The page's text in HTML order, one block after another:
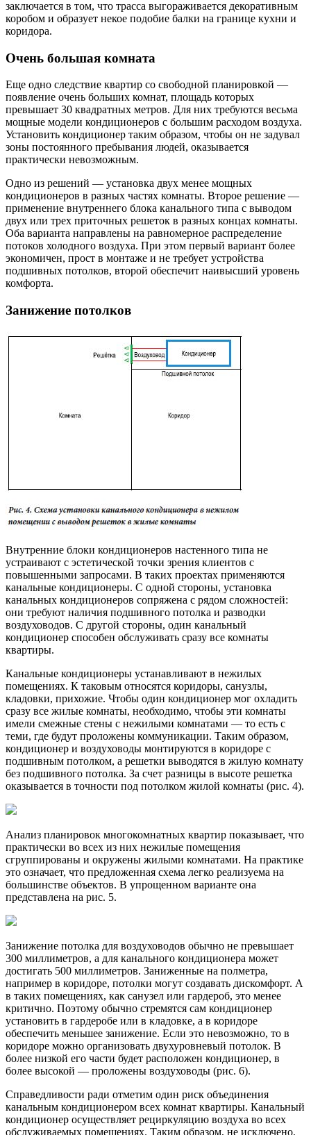
заключается в том, что трасса выгораживается декоративным
коробом и образует некое подобие балки на границе кухни и
коридора.
Очень большая комната
Еще одно следствие квартир со свободной планировкой —
появление очень больших комнат, площадь которых
превышает 30 квадратных метров. Для них требуются весьма
мощные модели кондиционеров с большим расходом воздуха.
Установить кондиционер таким образом, чтобы он не задувал
зоны постоянного пребывания людей, оказывается
практически невозможным.
Одно из решений — установка двух менее мощных
кондиционеров в разных частях комнаты. Второе решение —
применение внутреннего блока канального типа с выводом
двух или трех приточных решеток в разных концах комнаты.
Оба варианта направлены на равномерное распределение
потоков холодного воздуха. При этом первый вариант более
экономичен, прост в монтаже и не требует устройства
подшивных потолков, второй обеспечит наивысший уровень
комфорта.
Занижение потолков
Внутренние блоки кондиционеров настенного типа не
устраивают с эстетической точки зрения клиентов с
повышенными запросами. В таких проектах применяются
канальные кондиционеры. С одной стороны, установка
канальных кондиционеров сопряжена с рядом сложностей:
они требуют наличия подшивного потолка и разводки
воздуховодов. С другой стороны, один канальный
кондиционер способен обслуживать сразу все комнаты
квартиры.
Канальные кондиционеры устанавливают в нежилых
помещениях. К таковым относятся коридоры, санузлы,
кладовки, прихожие. Чтобы один кондиционер мог охладить
сразу все жилые комнаты, необходимо, чтобы эти комнаты
имели смежные стены с нежилыми комнатами — то есть с
теми, где будут проложены коммуникации. Таким образом,
кондиционер и воздуховоды монтируются в коридоре с
подшивным потолком, а решетки выводятся в жилую комнату
без подшивного потолка. За счет разницы в высоте решетка
оказывается в точности под потолком жилой комнаты (рис. 4).
Анализ планировок многокомнатных квартир показывает, что
практически во всех из них нежилые помещения
сгруппированы и окружены жилыми комнатами. На практике
это означает, что предложенная схема легко реализуема на
большинстве объектов. В упрощенном варианте она
представлена на рис. 5.
Занижение потолка для воздуховодов обычно не превышает
300 миллиметров, а для канального кондиционера может
достигать 500 миллиметров. Заниженные на полметра,
например в коридоре, потолки могут создавать дискомфорт. А
в таких помещениях, как санузел или гардероб, это менее
критично. Поэтому обычно стремятся сам кондиционер
установить в гардеробе или в кладовке, а в коридоре
обеспечить меньшее занижение. Если это невозможно, то в
коридоре можно организовать двухуровневый потолок. В
более низкой его части будет расположен кондиционер, в
более высокой — проложены воздуховоды (рис. 6).
Справедливости ради отметим один риск объединения
канальным кондиционером всех комнат квартиры. Канальный
кондиционер осуществляет рециркуляцию воздуха во всех
обслуживаемых помещениях. Таким образом, не исключено,